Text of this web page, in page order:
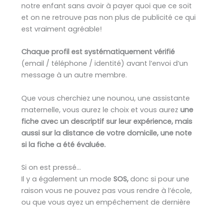
notre enfant sans avoir à payer quoi que ce soit
et on ne retrouve pas non plus de publicité ce qui
est vraiment agréable!
Chaque profil est systématiquement vérifié
(email / téléphone / identité) avant l’envoi d’un
message à un autre membre.
Que vous cherchiez une nounou, une assistante
maternelle, vous aurez le choix et vous aurez une
fiche avec un descriptif sur leur expérience, mais
aussi sur la distance de votre domicile, une note
si la fiche a été évaluée.
Si on est pressé…
Il y a également un mode SOS, donc si pour une
raison vous ne pouvez pas vous rendre à l’école,
ou que vous ayez un empêchement de dernière